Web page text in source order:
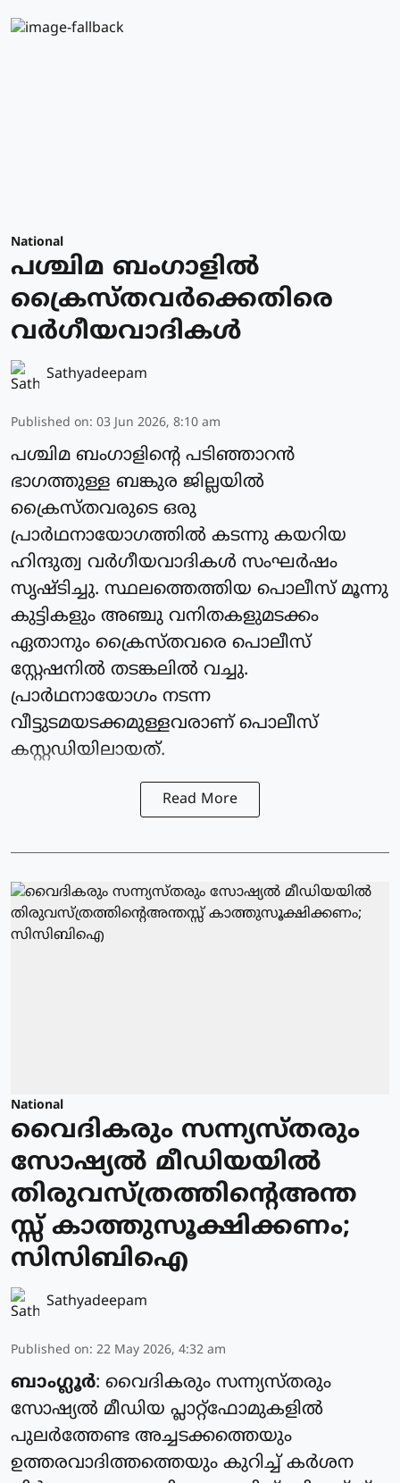
National
പശ്ചിമ ബംഗാളില്‍
ക്രൈസ്തവർക്കെതിരെ
വര്‍ഗീയവാദികള്‍
Sathyadeepam
Published on: 03 Jun 2026, 8:10 am
പശ്ചിമ ബംഗാളിന്റെ പടിഞ്ഞാറന്‍
ഭാഗത്തുള്ള ബങ്കുര ജില്ലയില്‍
ക്രൈസ്തവരുടെ ഒരു
പ്രാര്‍ഥനായോഗത്തില്‍ കടന്നു കയറിയ
ഹിന്ദുത്വ വര്‍ഗീയവാദികള്‍ സംഘര്‍ഷം
സൃഷ്ടിച്ചു. സ്ഥലത്തെത്തിയ പൊലീസ് മൂന്നു
കുട്ടികളും അഞ്ചു വനിതകളുമടക്കം
ഏതാനും ക്രൈസ്തവരെ പൊലീസ്
സ്റ്റേഷനില്‍ തടങ്കലില്‍ വച്ചു.
പ്രാര്‍ഥനായോഗം നടന്ന
വീട്ടുടമയടക്കമുള്ളവരാണ് പൊലീസ്
കസ്റ്റഡിയിലായത്.
Read More
National
വൈദികരും സന്ന്യസ്തരും
സോഷ്യല്‍ മീഡിയയില്‍
തിരുവസ്ത്രത്തിന്റെഅന്ത
സ്സ് കാത്തുസൂക്ഷിക്കണം;
സിസിബിഐ
Sathyadeepam
Published on: 22 May 2026, 4:32 am
ബാംഗ്ലൂര്‍: വൈദികരും സന്ന്യസ്തരും
സോഷ്യല്‍ മീഡിയ പ്ലാറ്റ്ഫോമുകളില്‍
പുലര്‍ത്തേണ്ട അച്ചടക്കത്തെയും
ഉത്തരവാദിത്തത്തെയും കുറിച്ച് കര്‍ശന